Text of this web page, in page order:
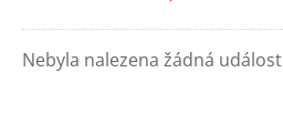
Nebyla nalezena žádná událost